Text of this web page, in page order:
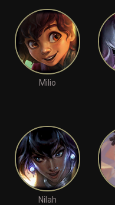
Milio
Nilah